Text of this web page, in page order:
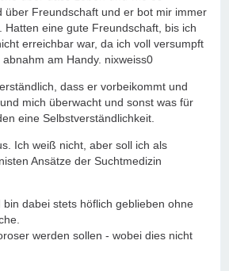
über Freundschaft und er bot mir immer
Hatten eine gute Freundschaft, bis ich
erreichbar war, da ich voll versumpft
am Handy. nixweiss0
dass er vorbeikommt und
mich überwacht und sonst was für
eine Selbstverständlichkeit.
Ich weiß nicht, aber soll ich als
Ansätze der Suchtmedizin
dabei stets höflich geblieben ohne
werden sollen - wobei dies nicht